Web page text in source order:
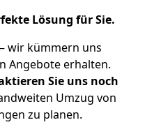
Lösung für Sie.
wir kümmern uns
Angebote erhalten.
Sie uns noch
Umzug von
zu planen.